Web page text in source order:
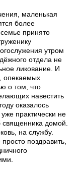
маленькая
более
принято
утром
отдела не
ликование. И
опекаемых
о том, что
навестить
оказалось
практически не
домой.
на службу.
поздравить,